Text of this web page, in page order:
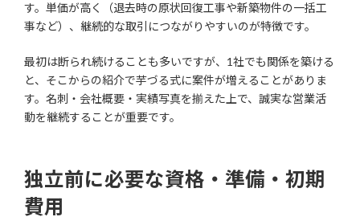
す。単価が高く（退去時の原状回復工事や新築物件の一括工
事など）、継続的な取引につながりやすいのが特徴です。
最初は断られ続けることも多いですが、1社でも関係を築ける
と、そこからの紹介で芋づる式に案件が増えることがありま
す。名刺・会社概要・実績写真を揃えた上で、誠実な営業活
動を継続することが重要です。
独立前に必要な資格・準備・初期
費用